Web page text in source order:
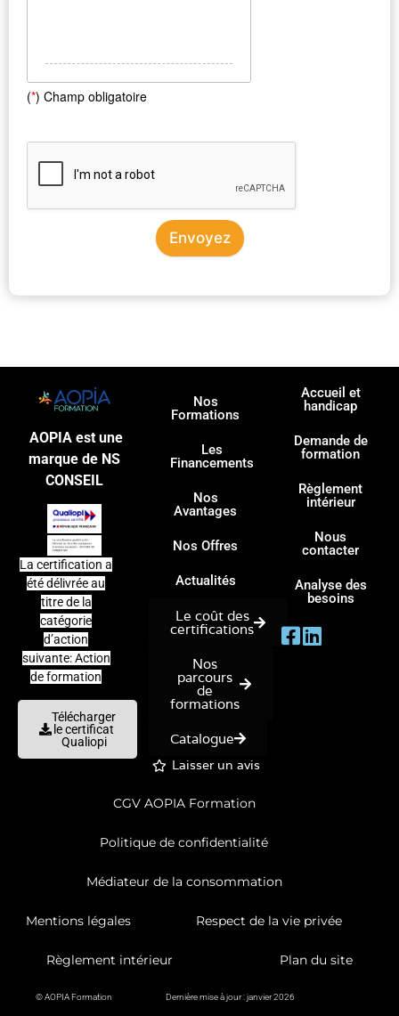
(*) Champ obligatoire
Envoyez
AOPIA est une
marque de NS
CONSEIL
La certification a
été délivrée au
titre de la
catégorie
d’action
suivante: Action
de formation
Télécharger
le certificat
Qualiopi
Nos
Formations
Les
Financements
Nos
Avantages
Nos Offres
Actualités
Le coût des
certifications
Nos
parcours
de
formations
Catalogue
Laisser un avis
Accueil et
handicap
Demande de
formation
Règlement
intérieur
Nous
contacter
Analyse des
besoins
CGV AOPIA Formation
Politique de confidentialité
Médiateur de la consommation
Mentions légales Respect de la vie privée
Règlement intérieur Plan du site
© AOPIA Formation Dernière mise à jour : janvier 2026